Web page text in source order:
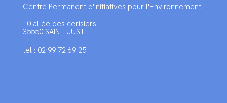
Centre Permanent d'Initiatives pour l'Environnement
10 allée des cerisiers
35550 SAINT-JUST
tel : 02 99 72 69 25